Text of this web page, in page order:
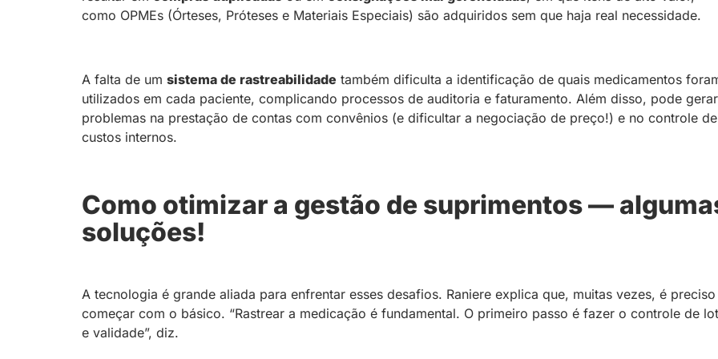
como OPMEs (Órteses, Próteses e Materiais Especiais) são adquiridos sem que haja real necessidade.
A falta de um sistema de rastreabilidade também dificulta a identificação de quais medicamentos
utilizados em cada paciente, complicando processos de auditoria e faturamento. Além disso, pode gerar
problemas na prestação de contas com convênios (e dificultar a negociação de preço!) e no controle de
custos internos.
Como otimizar a gestão de suprimentos —
soluções!
A tecnologia é grande aliada para enfrentar esses desafios. Raniere explica que, muitas vezes, é preciso
começar com o básico. “Rastrear a medicação é fundamental. O primeiro passo é fazer o controle de
e validade”, diz.